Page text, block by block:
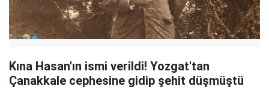
Kına Hasan'ın ismi verildi! Yozgat'tan
Çanakkale cephesine gidip şehit düşmüştü